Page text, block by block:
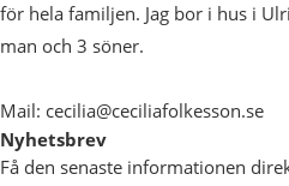
för hela familjen. Jag bor i hus i
man och 3 söner.
Mail: cecilia@ceciliafolkesson.se
Nyhetsbrev
Få den senaste informationen